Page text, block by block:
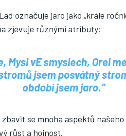
označuje jaro jako „krále
zjevuje různými atributy:
Mysl vE smyslech, Orel
jsem posvátný
období jsem jaro.“
se mnoha aspektů našeho
růst a hojnost.